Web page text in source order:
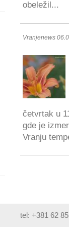
obeležil...
Vranjenews
četvrtak u
gde je
Vranju
tel: +381 62